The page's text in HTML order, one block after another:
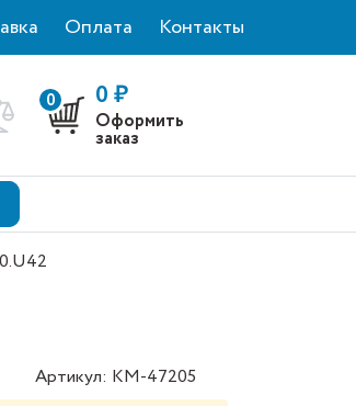
Оплата Контакты
0 0 ₽
Оформить
заказ
Артикул: КМ-47205